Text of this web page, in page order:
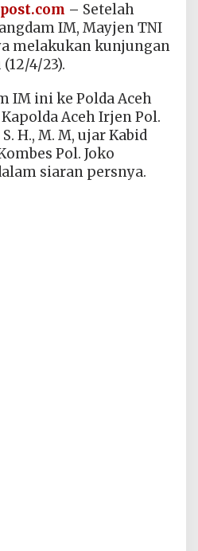
– Setelah
IM, Mayjen TNI
melakukan kunjungan
4/23).
IM ini ke Polda Aceh
Aceh Irjen Pol.
H., M. M, ujar Kabid
Pol. Joko
siaran persnya.